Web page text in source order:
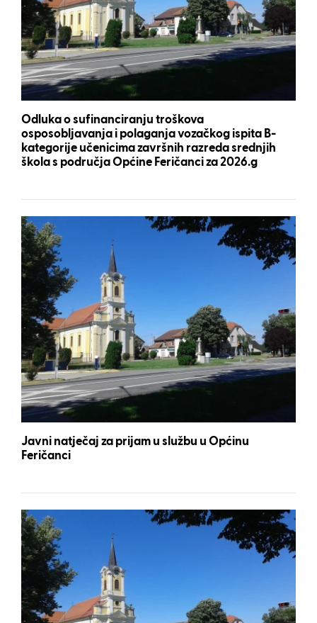
Odluka o sufinanciranju troškova
osposobljavanja i polaganja vozačkog ispita B-
kategorije učenicima završnih razreda srednjih
škola s područja Općine Feričanci za 2026.g
Javni natječaj za prijam u službu u Općinu
Feričanci